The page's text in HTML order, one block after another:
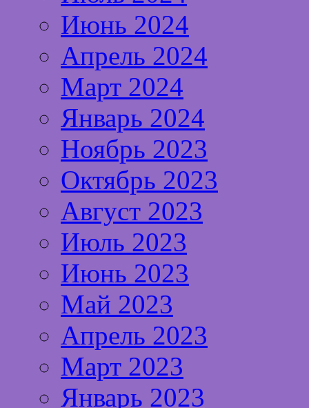
Июнь 2024
Апрель 2024
Март 2024
Январь 2024
Ноябрь 2023
Октябрь 2023
Август 2023
Июль 2023
Июнь 2023
Май 2023
Апрель 2023
Март 2023
Январь 2023